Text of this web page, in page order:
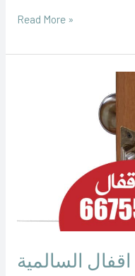
Read More »
السالمية